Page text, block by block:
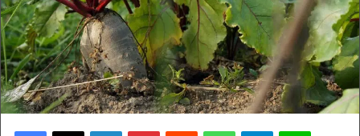
Facebook
X LinkedInPinterestReddit WhatsAppTelegramLine